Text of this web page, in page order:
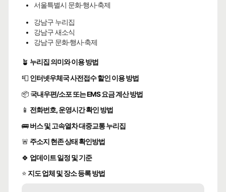
서울특별시 문화·행사·축제
강남구 누리집
강남구 새소식
강남구 문화·행사·축제
🪴 누리집 의미와 이용 방법
📮 인터넷우체국 사전접수 할인 이용 방법
📦 국내우편/소포 또는 EMS 요금 계산 방법
📱 전화번호, 운영시간 확인 방법
🚌버스 및 고속열차 대중교통 누리집
🚨 주소지 현존 상태 확인방법
🍀 업데이트 일정 및 기준
⭐ 지도 업체 및 장소 등록 방법